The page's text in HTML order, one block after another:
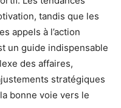
tandis que les
appels à l’action
un guide indispensable
des affaires,
stratégiques
bonne voie vers le